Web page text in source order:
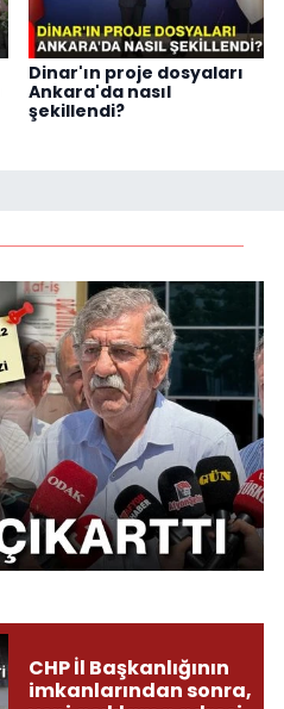
Dinar'ın proje dosyaları
Ankara'da nasıl
şekillendi?
CHP İl Başkanlığının
imkanlarından sonra,